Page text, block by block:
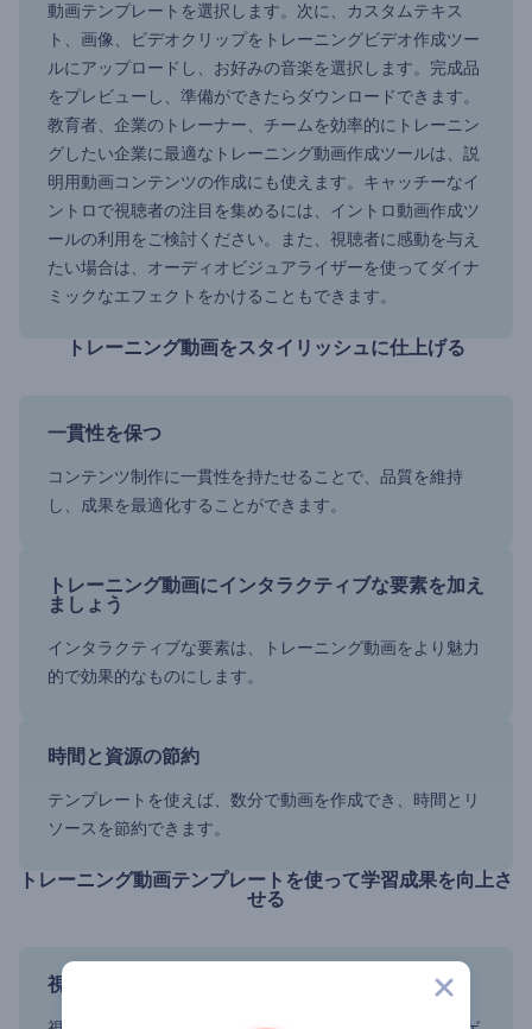
動画テンプレートを選択します。次に、カスタムテキス
ト、画像、ビデオクリップをトレーニングビデオ作成ツー
ルにアップロードし、お好みの音楽を選択します。完成品
をプレビューし、準備ができたらダウンロードできます。
教育者、企業のトレーナー、チームを効率的にトレーニン
グしたい企業に最適なトレーニング動画作成ツールは、説
明用動画コンテンツの作成にも使えます。キャッチーなイ
ントロで視聴者の注目を集めるには、イントロ動画作成ツ
ールの利用をご検討ください。また、視聴者に感動を与え
たい場合は、オーディオビジュアライザーを使ってダイナ
ミックなエフェクトをかけることもできます。
トレーニング動画をスタイリッシュに仕上げる
一貫性を保つ
コンテンツ制作に一貫性を持たせることで、品質を維持
し、成果を最適化することができます。
トレーニング動画にインタラクティブな要素を加え
ましょう
インタラクティブな要素は、トレーニング動画をより魅力
的で効果的なものにします。
時間と資源の節約
テンプレートを使えば、数分で動画を作成でき、時間とリ
ソースを節約できます。
トレーニング動画テンプレートを使って学習成果を向上さ
せる
視聴者に合わせたコンテンツ